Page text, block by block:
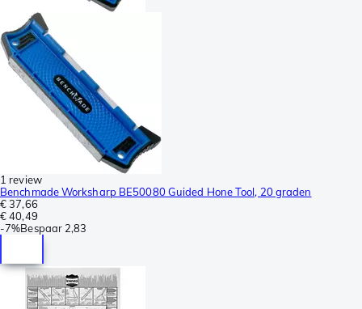
1 review
Benchmade Worksharp BE50080 Guided Hone Tool, 20 graden
€ 37,66
€ 40,49
-7%Bespaar 2,83